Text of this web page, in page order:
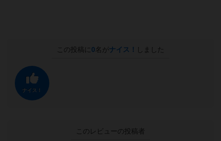
この投稿に 0名がナイス！ しました
ナイス！
このレビューの投稿者